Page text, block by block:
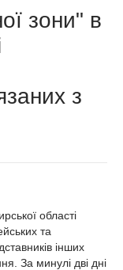
зони" в
з
області
та
інших
За минулі дві дні